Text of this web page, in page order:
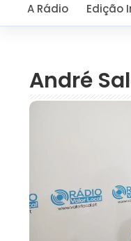
A Rádio Edição
André